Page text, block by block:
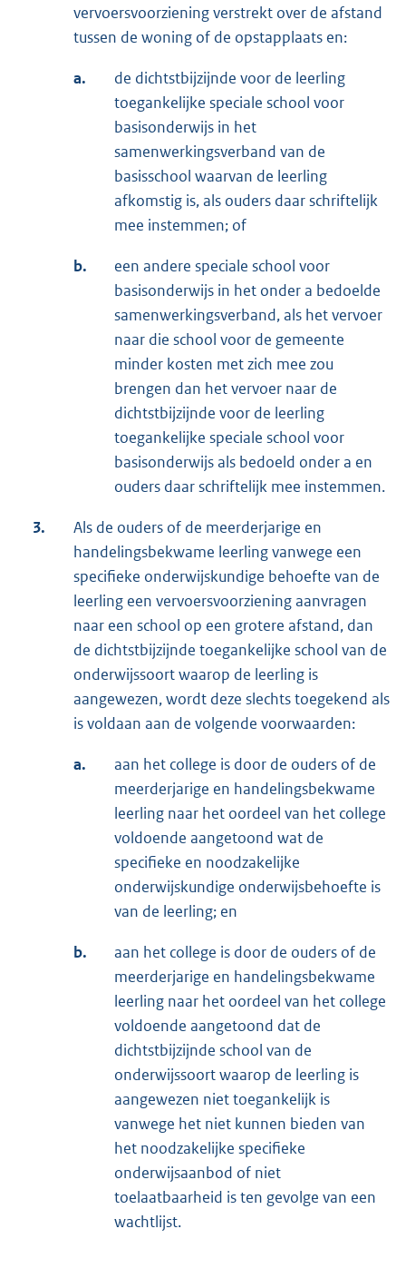
vervoersvoorziening verstrekt over de afstand
tussen de woning of de opstapplaats en:
a.
de dichtstbijzijnde voor de leerling
toegankelijke speciale school voor
basisonderwijs in het
samenwerkingsverband van de
basisschool waarvan de leerling
afkomstig is, als ouders daar schriftelijk
mee instemmen; of
b.
een andere speciale school voor
basisonderwijs in het onder a bedoelde
samenwerkingsverband, als het vervoer
naar die school voor de gemeente
minder kosten met zich mee zou
brengen dan het vervoer naar de
dichtstbijzijnde voor de leerling
toegankelijke speciale school voor
basisonderwijs als bedoeld onder a en
ouders daar schriftelijk mee instemmen.
3.
Als de ouders of de meerderjarige en
handelingsbekwame leerling vanwege een
specifieke onderwijskundige behoefte van de
leerling een vervoersvoorziening aanvragen
naar een school op een grotere afstand, dan
de dichtstbijzijnde toegankelijke school van de
onderwijssoort waarop de leerling is
aangewezen, wordt deze slechts toegekend als
is voldaan aan de volgende voorwaarden:
a.
aan het college is door de ouders of de
meerderjarige en handelingsbekwame
leerling naar het oordeel van het college
voldoende aangetoond wat de
specifieke en noodzakelijke
onderwijskundige onderwijsbehoefte is
van de leerling; en
b.
aan het college is door de ouders of de
meerderjarige en handelingsbekwame
leerling naar het oordeel van het college
voldoende aangetoond dat de
dichtstbijzijnde school van de
onderwijssoort waarop de leerling is
aangewezen niet toegankelijk is
vanwege het niet kunnen bieden van
het noodzakelijke specifieke
onderwijsaanbod of niet
toelaatbaarheid is ten gevolge van een
wachtlijst.